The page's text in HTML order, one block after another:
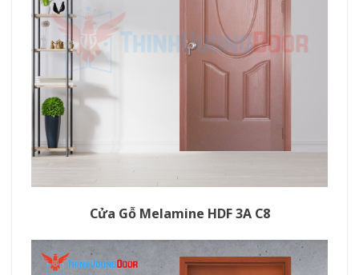
Cửa Gỗ Melamine HDF 3A C8